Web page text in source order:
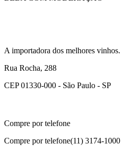
A importadora dos melhores vinhos.
Rua Rocha, 288
CEP 01330-000 - São Paulo - SP
Compre por telefone
Compre por telefone(11) 3174-1000